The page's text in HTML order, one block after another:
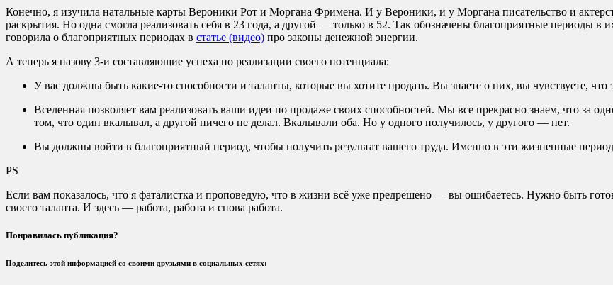
Конечно, я изучила натальные карты Вероники Рот и Моргана Фримена. И у Вероники, и у Моргана писательство и
раскрытия. Но одна смогла реализовать себя в 23 года, а другой — только в 52. Так обозначены благоприятные периоды
говорила о благоприятных периодах в статье (видео) про законы денежной энергии.
А теперь я назову 3-и составляющие успеха по реализации своего потенциала:
У вас должны быть какие-то способности и таланты, которые вы хотите продать. Вы знаете о них, вы чувствуете, что
Вселенная позволяет вам реализовать ваши идеи по продаже своих способностей. Мы все прекрасно знаем, что за
том, что один вкалывал, а другой ничего не делал. Вкалывали оба. Но у одного получилось, у другого — нет.
Вы должны войти в благоприятный период, чтобы получить результат вашего труда. Именно в эти жизненные
PS
Если вам показалось, что я фаталистка и проповедую, что в жизни всё уже предрешено — вы ошибаетесь. Нужно быть
своего таланта. И здесь — работа, работа и снова работа.
Понравилась публикация?
Поделитесь этой информацией со своими друзьями в социальных сетях: